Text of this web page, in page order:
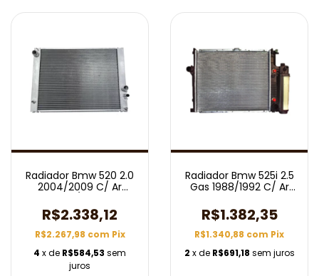
Radiador Bmw 520 2.0
2004/2009 C/ Ar
R$2.338,12
R$2.267,98 com Pix
4 x de R$584,53 sem
juros
Radiador Bmw 525i 2.5
Gas 1988/1992 C/ Ar
R$1.382,35
R$1.340,88 com Pix
2 x de R$691,18 sem juros